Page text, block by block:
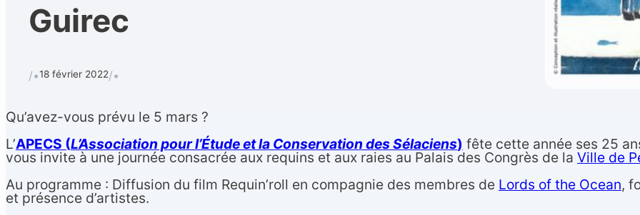
Guirec
/•18 février 2022/•
Qu’avez-vous prévu le 5 mars ?
L’APECS (L’Association pour l’Étude et la Conservation des Sélaciens) fête cette année ses 25
vous invite à une journée consacrée aux requins et aux raies au Palais des Congrès de la Ville de
Au programme : Diffusion du film Requin’roll en compagnie des membres de Lords of the Ocean,
et présence d’artistes.